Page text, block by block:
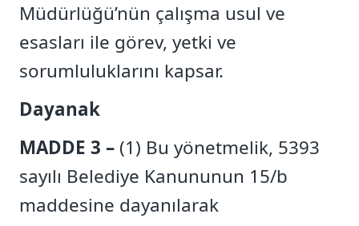
Müdürlüğü’nün çalışma usul ve
esasları ile görev, yetki ve
sorumluluklarını kapsar.
Dayanak
MADDE 3 – (1) Bu yönetmelik, 5393
sayılı Belediye Kanununun 15/b
maddesine dayanılarak